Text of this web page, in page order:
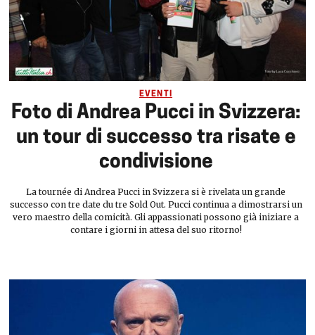
EVENTI
Foto di Andrea Pucci in Svizzera:
un tour di successo tra risate e
condivisione
La tournée di Andrea Pucci in Svizzera si è rivelata un grande
successo con tre date du tre Sold Out. Pucci continua a dimostrarsi un
vero maestro della comicità. Gli appassionati possono già iniziare a
contare i giorni in attesa del suo ritorno!